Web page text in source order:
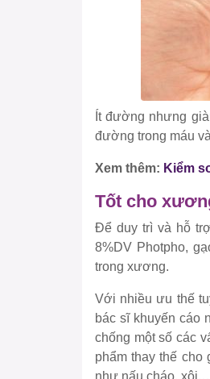
Ít đường nhưng
đường trong máu
Xem thêm: Kiểm
Tốt cho
Để duy trì và hỗ
8%DV Photpho,
trong xương.
Với nhiều ưu thế
bác sĩ khuyến cáo
chống một số các
phẩm thay thế cho